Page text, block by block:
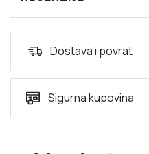
Dostava i povrat
Sigurna kupovina